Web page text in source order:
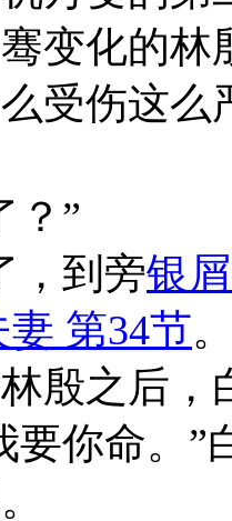
变化的
受伤这么
？”
，到旁银
第34节
殷之后，
要你命。”